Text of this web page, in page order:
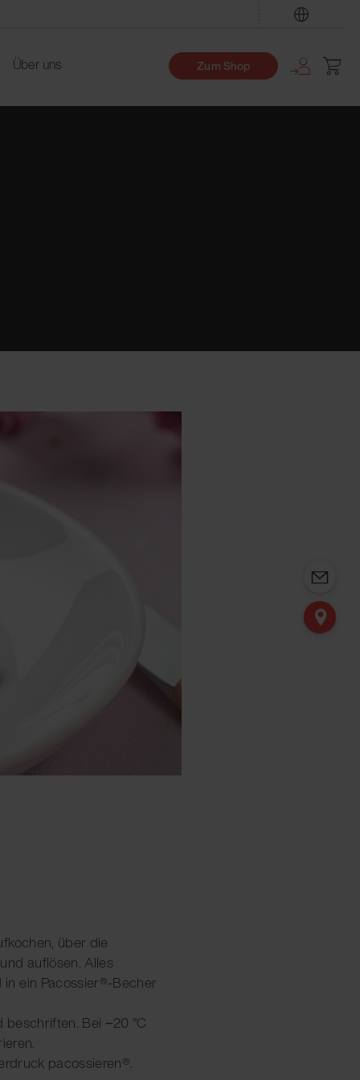
Über uns Zum Shop
über die
auflösen. Alles
ein Pacossier®-Becher
beschriften. Bei −20 °C
pacossieren®.